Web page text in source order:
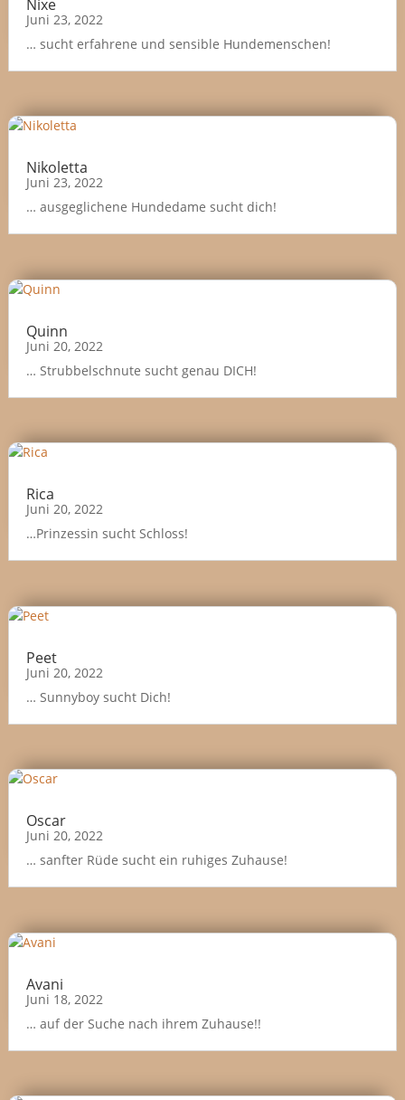
Nixe
Juni 23, 2022
… sucht erfahrene und sensible Hundemenschen!
Nikoletta
Juni 23, 2022
… ausgeglichene Hundedame sucht dich!
Quinn
Juni 20, 2022
… Strubbelschnute sucht genau DICH!
Rica
Juni 20, 2022
…Prinzessin sucht Schloss!
Peet
Juni 20, 2022
… Sunnyboy sucht Dich!
Oscar
Juni 20, 2022
… sanfter Rüde sucht ein ruhiges Zuhause!
Avani
Juni 18, 2022
… auf der Suche nach ihrem Zuhause!!